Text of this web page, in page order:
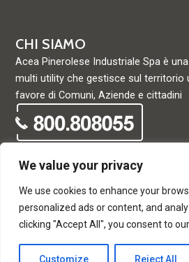
We value your privacy
We use cookies to enhance your
personalized ads or content, and
clicking "Accept All", you consent to
Customize Reject All
CHI SIAMO
Acea Pinerolese Industriale Spa è
multi utility che gestisce sul territorio
favore di Comuni, Aziende e cittadini
© Acea Pinerolese Industriale S.p.a. –
Vigone 42 - 10064 Pinerolo - P. Iva e
Torino 05059960012 - Capitale Sociale
33.915.698,68 REA di Torino: 680448